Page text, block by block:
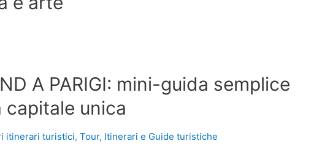
A PARIGI: mini-guida semplice
capitale unica
itinerari turistici,Tour, Itinerari e Guide turistiche